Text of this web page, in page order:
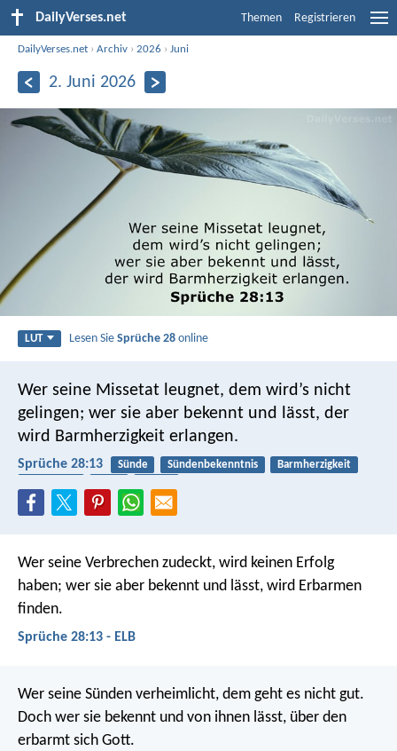
DailyVerses.net Themen Registrieren
DailyVerses.net ›Archiv ›2026 ›Juni
2. Juni 2026
LUT Lesen SieSprüche 28 online
Wer seine Missetat leugnet, dem wird’s nicht
gelingen; wer sie aber bekennt und lässt, der
wird Barmherzigkeit erlangen.
Sprüche 28:13 Sünde Sündenbekenntnis
Barmherzigkeit
Wer seine Verbrechen zudeckt, wird keinen Erfolg
haben; wer sie aber bekennt und lässt, wird Erbarmen
finden.
Sprüche 28:13 - ELB
Wer seine Sünden verheimlicht, dem geht es nicht gut.
Doch wer sie bekennt und von ihnen lässt, über den
erbarmt sich Gott.